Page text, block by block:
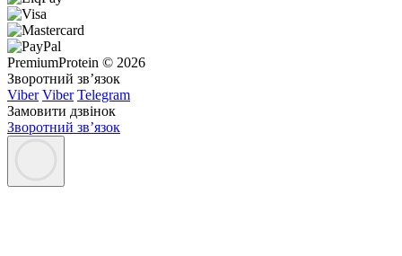
PremiumProtein © 2026
Зворотний зв’язок
Viber Viber Telegram
Замовити дзвінок
Зворотний зв’язок